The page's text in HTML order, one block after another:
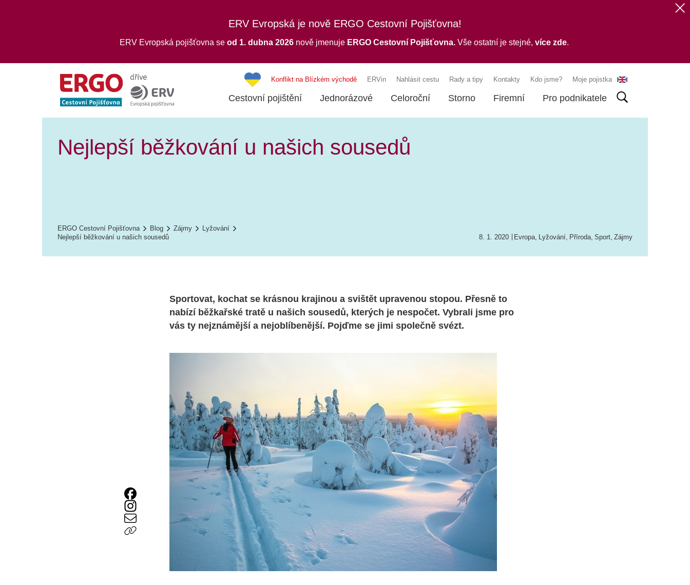
ERV Evropská je nově ERGO Cestovní Pojišťovna!
ERV Evropská pojišťovna se od 1. dubna 2026 nově jmenuje ERGO Cestovní Pojišťovna.Vše ostatní je stejné, více zde.
Konflikt na Blízkém východě ERVin Nahlásit cestu Rady a tipy Kontakty Kdo jsme? Moje pojistka
Cestovní pojištění Jednorázové Celoroční Storno Firemní Pro podnikatele
Nejlepší běžkování u našich sousedů
ERGO Cestovní Pojišťovna Blog Zájmy
Lyžování
Nejlepší běžkování u našich sousedů
8. 1. 2020 Evropa, Lyžování, Příroda, Sport, Zájmy
Sportovat, kochat se krásnou krajinou a svištět upravenou stopou. Přesně to
nabízí běžkařské tratě u našich sousedů, kterých je nespočet. Vybrali jsme pro
vás ty nejznámější a nejoblíbenější. Pojďme se jimi společně svézt.